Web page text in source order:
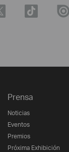
Prensa
Noticias
Eventos
Premios
Próxima Exhibición